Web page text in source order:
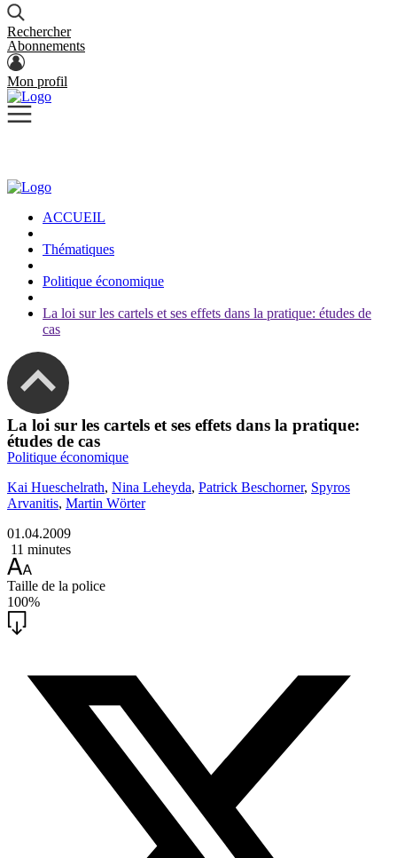
Rechercher
Abonnements
Mon profil
ACCUEIL
Thématiques
Politique économique
La loi sur les cartels et ses effets dans la pratique: études de
cas
La loi sur les cartels et ses effets dans la pratique:
études de cas
Politique économique
Kai Hueschelrath, Nina Leheyda, Patrick Beschorner, Spyros
Arvanitis, Martin Wörter
01.04.2009
11 minutes
Taille de la police
100%